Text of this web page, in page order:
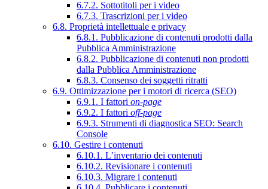
6.7.2. Sottotitoli per i video
6.7.3. Trascrizioni per i video
6.8. Proprietà intellettuale e privacy
6.8.1. Pubblicazione di contenuti prodotti dalla
Pubblica Amministrazione
6.8.2. Pubblicazione di contenuti non prodotti
dalla Pubblica Amministrazione
6.8.3. Consenso dei soggetti ritratti
6.9. Ottimizzazione per i motori di ricerca (SEO)
6.9.1. I fattori on-page
6.9.2. I fattori off-page
6.9.3. Strumenti di diagnostica SEO: Search
Console
6.10. Gestire i contenuti
6.10.1. L’inventario dei contenuti
6.10.2. Revisionare i contenuti
6.10.3. Migrare i contenuti